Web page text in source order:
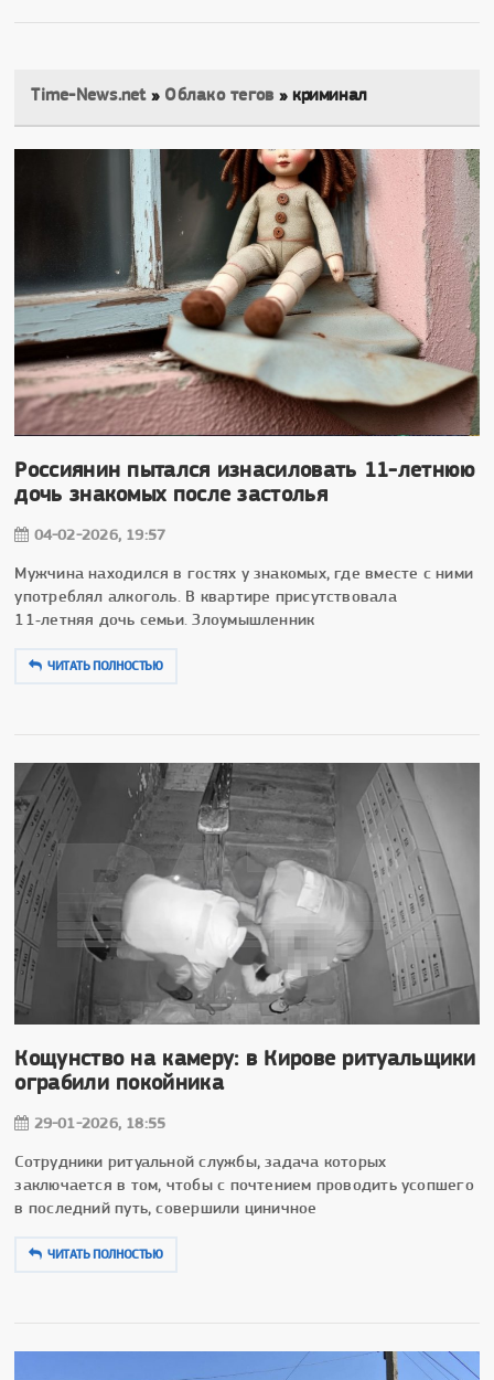
Time-News.net» Облако тегов » криминал
Россиянин пытался изнасиловать 11-летнюю
дочь знакомых после застолья
04-02-2026, 19:57
Мужчина находился в гостях у знакомых, где вместе с ними
употреблял алкоголь. В квартире присутствовала
11‑летняя дочь семьи. Злоумышленник
ЧИТАТЬ ПОЛНОСТЬЮ
Кощунство на камеру: в Кирове ритуальщики
ограбили покойника
29-01-2026, 18:55
Сотрудники ритуальной службы, задача которых
заключается в том, чтобы с почтением проводить усопшего
в последний путь, совершили циничное
ЧИТАТЬ ПОЛНОСТЬЮ